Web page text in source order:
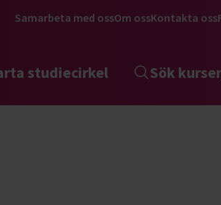
Samarbeta med ossOm ossKontakta oss
studiecirkel Sök